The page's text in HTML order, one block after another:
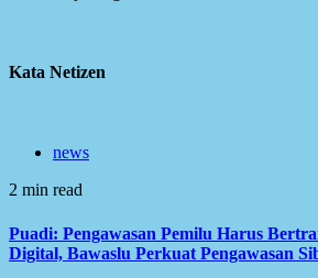
Kata Netizen
news
2 min read
Puadi: Pengawasan Pemilu Harus
Digital, Bawaslu Perkuat Pengawasan